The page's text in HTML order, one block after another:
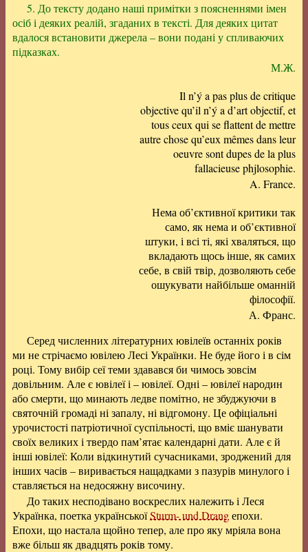
5. До тексту додано наші примітки з поясненнями імен
осіб і деяких реалій, згаданих в тексті. Для деяких цитат
вдалося встановити джерела – вони подані у спливаючих
підказках.
М.Ж.
Il n’ý a pas plus de critique
objective qu’il n’ý a d’art objectif, et
tous ceux qui se flattent de mettre
autre chose qu’eux mêmes dans leur
oeuvre sont dupes de la plus
fallacieuse phjlosophie.
A. France.
Нема об’єктивної критики так
само, як нема и об’єктивної
штуки, і всі ті, які хваляться, що
вкладають щось інше, як самих
себе, в свій твір, дозволяють себе
ошукувати найбільше оманній
філософії.
А. Франс.
Серед численних літературних ювілеїв останніх років
ми не стрічаємо ювілею Лесі Українки. Не буде його і в сім
році. Тому вибір сеї теми здавався би чимось зовсім
довільним. Але є ювілеї і – ювілеї. Одні – ювілеї народин
або смерти, що минають ледве помітно, не збуджуючи в
святочній громаді ні запалу, ні відгомону. Це офіціальні
урочистості патріотичної суспільності, що вміє шанувати
своїх великих і твердо пам’ятає календарні дати. Але є й
інші ювілеї: Коли відкинутий сучасниками, зроджений для
інших часів – виривається нащадками з пазурів минулого і
ставляється на недосяжну височину.
До таких несподівано воскреслих належить і Леся
Українка, поетка українськоїSturm- und Drangепохи.
Епохи, що настала щойно тепер, але про яку мріяла вона
вже більш як двадцять років тому.